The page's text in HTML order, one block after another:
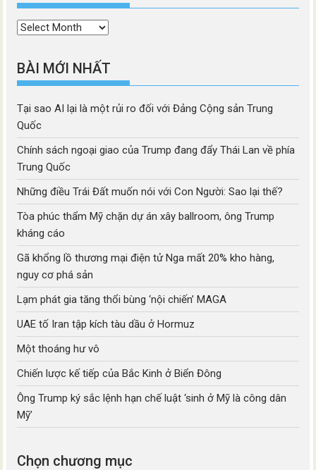
Thời
BÀI MỚI NHẤT
Tại sao AI lại là một rủi ro đối với Đảng Cộng sản Trung
Quốc
Chính sách ngoại giao của Trump đang đẩy Thái Lan về phía
Trung Quốc
Những điều Trái Đất muốn nói với Con Người: Sao lại thế?
Tòa phúc thẩm Mỹ chặn dự án xây ballroom, ông Trump
kháng cáo
Gã khổng lồ thương mại điện tử Nga mất 20% kho hàng,
nguy cơ phá sản
Lạm phát gia tăng thổi bùng ‘nội chiến’ MAGA
UAE tố Iran tập kích tàu dầu ở Hormuz
Một thoáng hư vô
Chiến lược kế tiếp của Bắc Kinh ở Biển Đông
Ông Trump ký sắc lệnh hạn chế luật ‘sinh ở Mỹ là công dân
Mỹ’
Chọn chương mục